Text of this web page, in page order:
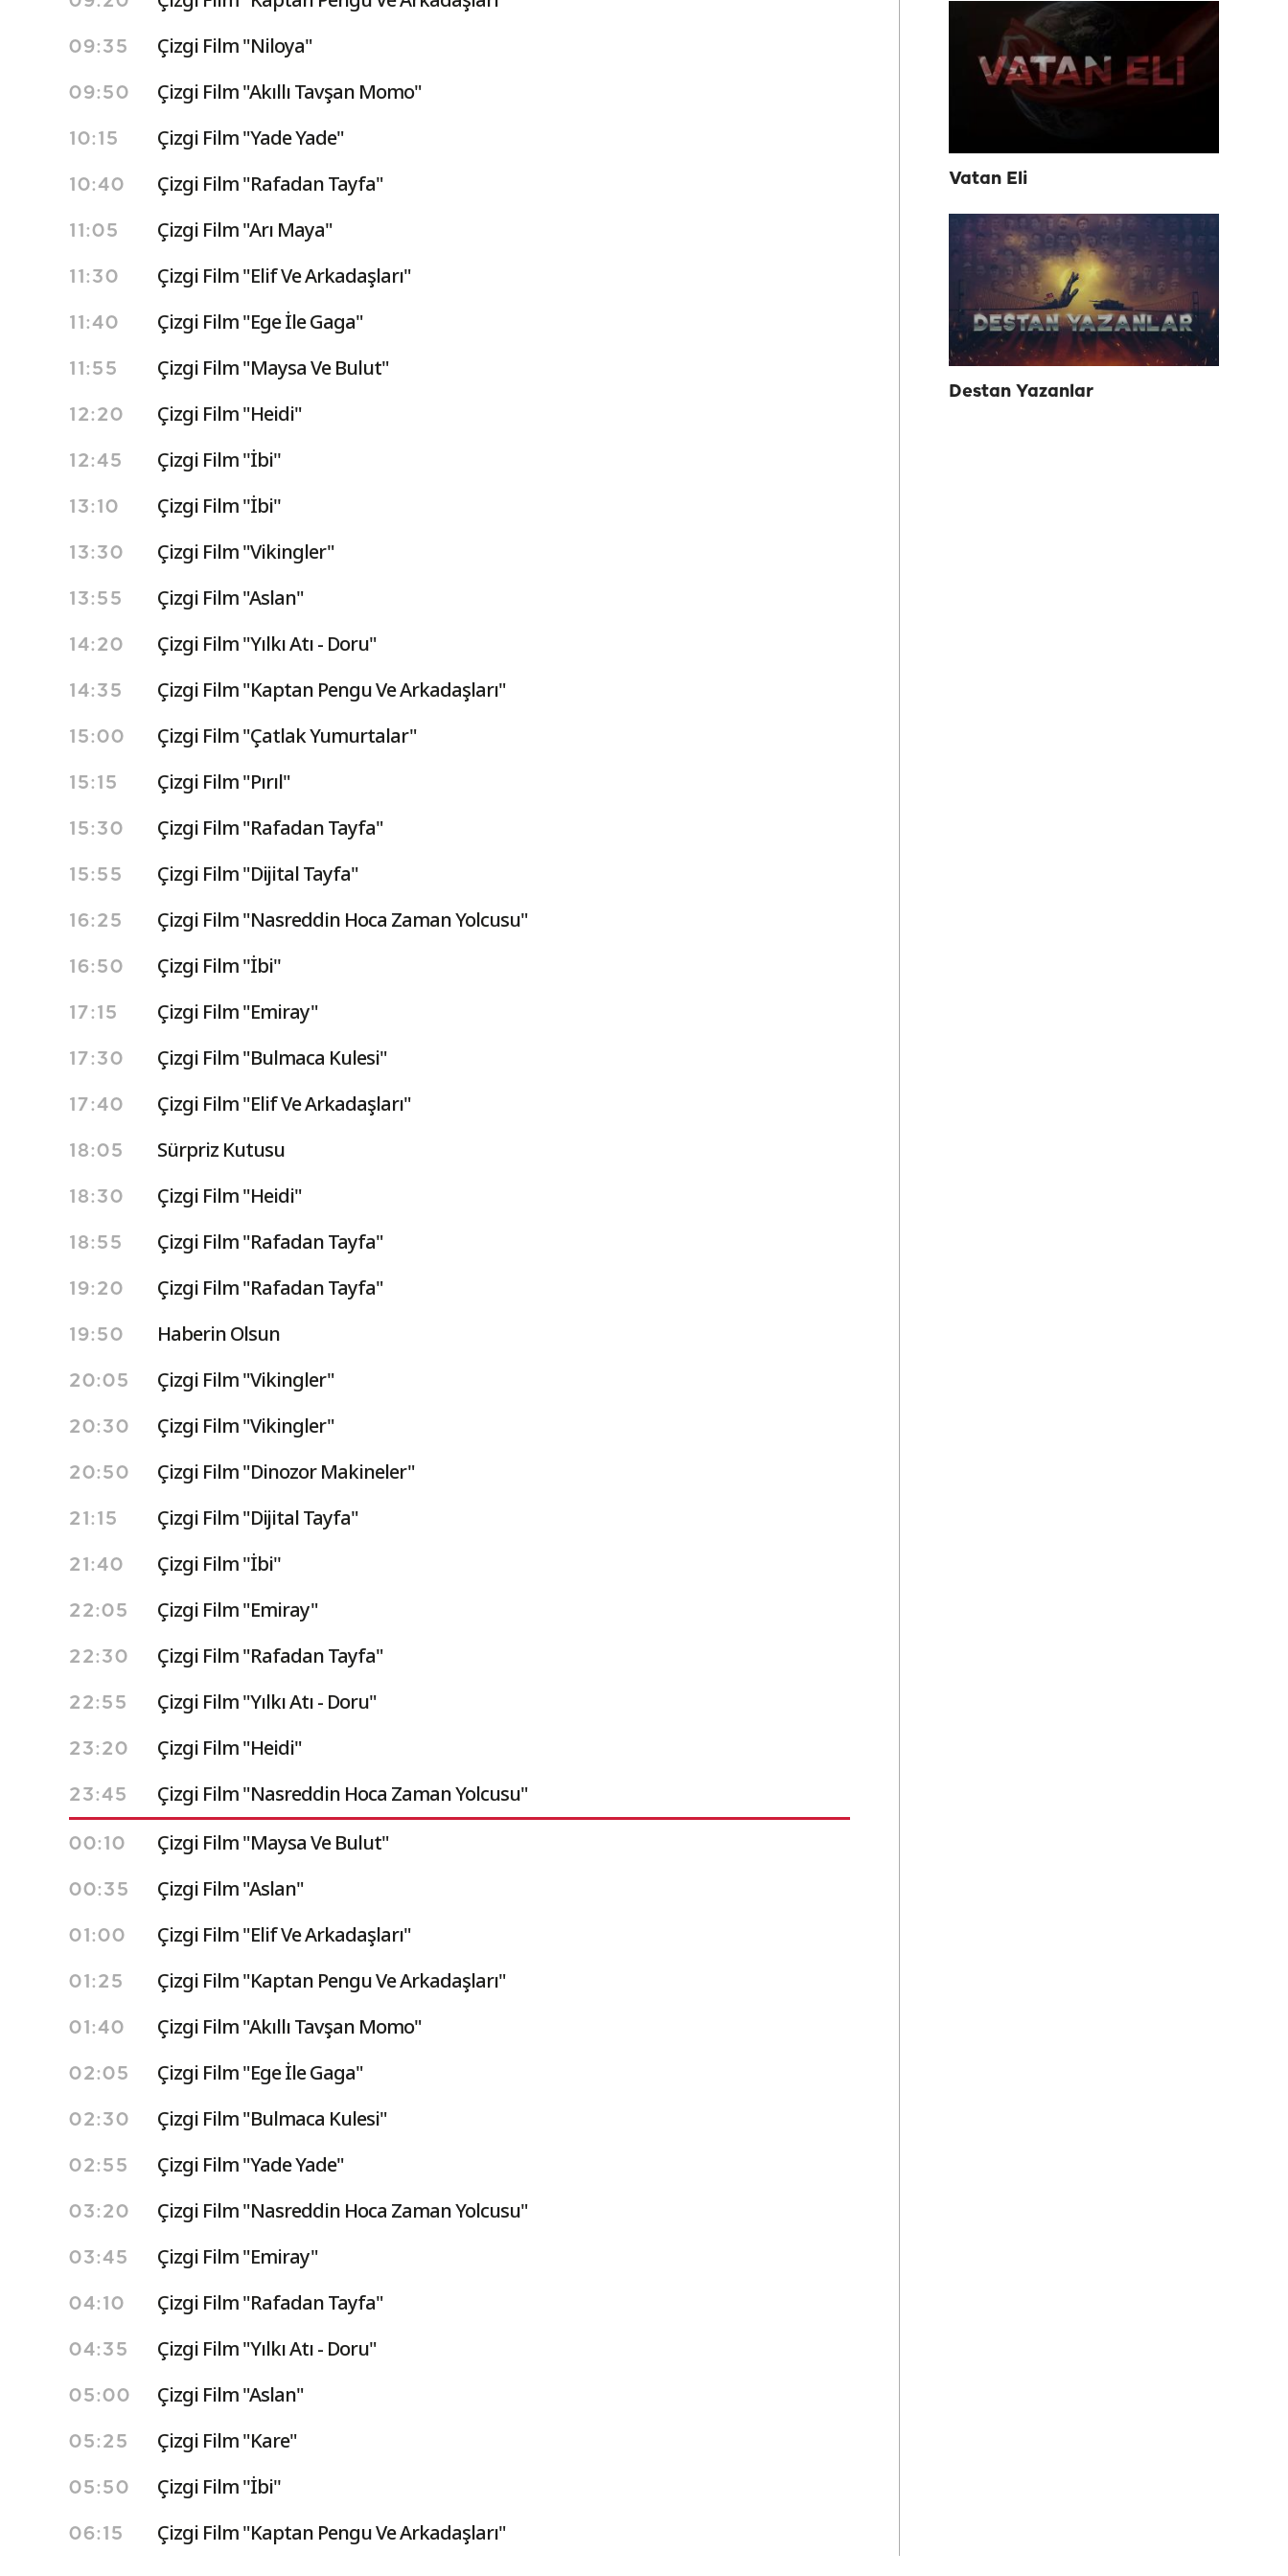
09:35 Çizgi Film "Niloya"
09:50 Çizgi Film "Akıllı Tavşan Momo"
10:15 Çizgi Film "Yade Yade"
10:40 Çizgi Film "Rafadan Tayfa"
11:05 Çizgi Film "Arı Maya"
11:30 Çizgi Film "Elif Ve Arkadaşları"
11:40 Çizgi Film "Ege İle Gaga"
11:55 Çizgi Film "Maysa Ve Bulut"
12:20 Çizgi Film "Heidi"
12:45 Çizgi Film ''İbi''
13:10 Çizgi Film ''İbi''
13:30 Çizgi Film "Vikingler"
13:55 Çizgi Film "Aslan"
14:20 Çizgi Film "Yılkı Atı - Doru"
14:35 Çizgi Film "Kaptan Pengu Ve Arkadaşları"
15:00 Çizgi Film "Çatlak Yumurtalar"
15:15 Çizgi Film "Pırıl"
15:30 Çizgi Film "Rafadan Tayfa"
15:55 Çizgi Film "Dijital Tayfa"
16:25 Çizgi Film "Nasreddin Hoca Zaman Yolcusu"
16:50 Çizgi Film ''İbi''
17:15 Çizgi Film "Emiray"
17:30 Çizgi Film "Bulmaca Kulesi"
17:40 Çizgi Film "Elif Ve Arkadaşları"
18:05 Sürpriz Kutusu
18:30 Çizgi Film "Heidi"
18:55 Çizgi Film "Rafadan Tayfa"
19:20 Çizgi Film "Rafadan Tayfa"
19:50 Haberin Olsun
20:05 Çizgi Film "Vikingler"
20:30 Çizgi Film "Vikingler"
20:50 Çizgi Film "Dinozor Makineler"
21:15 Çizgi Film "Dijital Tayfa"
21:40 Çizgi Film ''İbi''
22:05 Çizgi Film "Emiray"
22:30 Çizgi Film "Rafadan Tayfa"
22:55 Çizgi Film "Yılkı Atı - Doru"
23:20 Çizgi Film "Heidi"
23:45 Çizgi Film "Nasreddin Hoca Zaman Yolcusu"
00:10 Çizgi Film "Maysa Ve Bulut"
00:35 Çizgi Film "Aslan"
01:00 Çizgi Film "Elif Ve Arkadaşları"
01:25 Çizgi Film "Kaptan Pengu Ve Arkadaşları"
01:40 Çizgi Film "Akıllı Tavşan Momo"
02:05 Çizgi Film "Ege İle Gaga"
02:30 Çizgi Film "Bulmaca Kulesi"
02:55 Çizgi Film "Yade Yade"
03:20 Çizgi Film "Nasreddin Hoca Zaman Yolcusu"
03:45 Çizgi Film "Emiray"
04:10 Çizgi Film "Rafadan Tayfa"
04:35 Çizgi Film "Yılkı Atı - Doru"
05:00 Çizgi Film "Aslan"
05:25 Çizgi Film "Kare"
05:50 Çizgi Film ''İbi''
06:15 Çizgi Film "Kaptan Pengu Ve Arkadaşları"
Vatan Eli
Destan Yazanlar